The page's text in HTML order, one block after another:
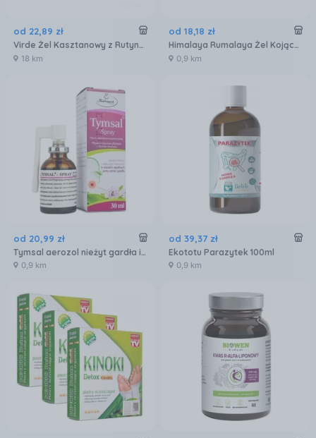
od 22,89 zł
Virde Żel Kasztanowy z Rutyną na zmęczone i obolałe nogi 350g
18 km
od 18,18 zł
Himalaya Rumalaya Żel Kojący 50 G
0,9 km
od 20,99 zł
Tymsal aerozol nieżyt gardła i krtani 30 g
0,9 km
od 39,37 zł
Ekototu Parazytek 100ml
0,9 km